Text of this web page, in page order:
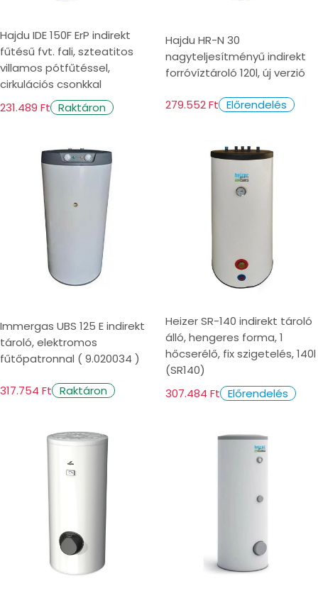
Hajdu IDE 150F ErP indirekt
fűtésű fvt. fali, szteatitos
villamos pótfűtéssel,
cirkulációs csonkkal
231.489 Ft Raktáron
Hajdu HR-N 30
nagyteljesítményű indirekt
forróvíztároló 120l, új verzió
279.552 Ft Előrendelés
Immergas UBS 125 E indirekt
tároló, elektromos
fűtőpatronnal ( 9.020034 )
317.754 Ft Raktáron
Heizer SR-140 indirekt tároló
álló, hengeres forma, 1
hőcserélő, fix szigetelés, 140l
(SR140)
307.484 Ft Előrendelés